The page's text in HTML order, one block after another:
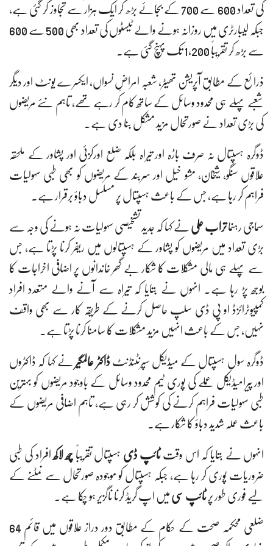
کی تعداد 600 سے 700 کے بجائے بڑھ کر ایک ہزار سے تجاوز کر گئی ہے،
جبکہ لیبارٹری میں روزانہ ہونے والے ٹیسٹوں کی تعداد بھی 500 سے 600
سے بڑھ کر تقریباً 1,200 تک پہنچ گئی ہے۔
ذرائع کے مطابق آپریشن تھیٹر، شعبہ امراضِ نسواں، ایکسرے یونٹ اور دیگر
شعبے پہلے ہی محدود وسائل کے ساتھ کام کر رہے تھے، تاہم نئے مریضوں
کی بڑی تعداد نے صورتحال مزید مشکل بنا دی ہے۔
ڈوگرہ ہسپتال نہ صرف باڑہ اور تیراہ بلکہ ضلع اورکزئی اور پشاور کے ملحقہ
علاقوں سنگو، شیخان، مشو خیل اور سربند کے مریضوں کو بھی طبی سہولیات
فراہم کر رہا ہے، جس کے باعث ہسپتال پر مسلسل دباؤ برقرار ہے۔
سماجی رہنماتراب علی نے کہا کہ جدید تشخیصی سہولیات نہ ہونے کی وجہ سے
بڑی تعداد میں مریضوں کو پشاور کے ہسپتالوں میں ریفر کرنا پڑتا ہے، جس
سے پہلے ہی مالی مشکلات کا شکار بے گھر خاندانوں پر اضافی اخراجات کا
بوجھ پڑ رہا ہے۔ انہوں نے بتایا کہ تیراہ سے آنے والے متعدد افراد
کمپیوٹرائزڈ او پی ڈی سلپ حاصل کرنے کے طریقہ کار سے بھی واقف
نہیں، جس کے باعث انہیں مزید مشکلات کا سامنا کرنا پڑتا ہے۔
ڈوگرہ سول ہسپتال کے میڈیکل سپرنٹنڈنٹ ڈاکٹر عالمگیر نے کہا کہ ڈاکٹروں
اور پیرامیڈیکل عملے کی پوری ٹیم محدود وسائل کے باوجود مریضوں کو بہترین
طبی سہولیات فراہم کرنے کی کوشش کر رہی ہے، تاہم اضافی مریضوں کے
باعث عملہ شدید دباؤ کا شکار ہے۔
انہوں نے بتایا کہ اس وقتٹائپ ڈی ہسپتال تقریباً چھ لاکھ افراد کی طبی
ضروریات پوری کر رہا ہے، جبکہ ہسپتال کو موجودہ صورتحال سے نمٹنے کے
لیے فوری طور پر ٹائپ سی میں اپ گریڈ کرنا ناگزیر ہو چکا ہے۔
ضلعی محکمہ صحت کے حکام کے مطابق دور دراز علاقوں میں قائم 64